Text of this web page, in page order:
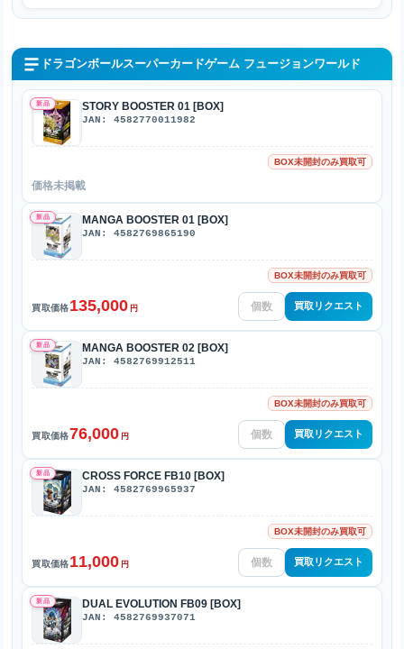
ドラゴンボールスーパーカードゲーム フュージョンワールド
新品 STORY BOOSTER 01 [BOX]
JAN: 4582770011982
BOX未開封のみ買取可
価格未掲載
新品 MANGA BOOSTER 01 [BOX]
JAN: 4582769865190
BOX未開封のみ買取可
買取価格135,000 円 買取リクエスト
新品 MANGA BOOSTER 02 [BOX]
JAN: 4582769912511
BOX未開封のみ買取可
買取価格76,000 円 買取リクエスト
新品 CROSS FORCE FB10 [BOX]
JAN: 4582769965937
BOX未開封のみ買取可
買取価格11,000 円 買取リクエスト
新品 DUAL EVOLUTION FB09 [BOX]
JAN: 4582769937071